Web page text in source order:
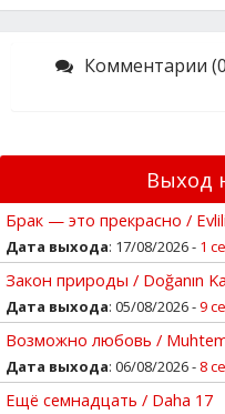
Комментарии
Выход
Брак — это прекрасно /
Дата выхода: 17/08/2026 - 1
Закон природы / Doğanın
Дата выхода: 05/08/2026 -9
Возможно любовь /
Дата выхода: 06/08/2026 - 8
Ещё семнадцать / Daha 17